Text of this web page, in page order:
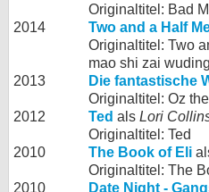
Originaltitel: Bad
2014
Two and a Half
Originaltitel: Two
mao shi zai
2013
Die fantastische
Originaltitel: Oz
2012
Ted als Lori
Originaltitel: Ted
2010
The Book of Eli
Originaltitel: The
2010
Date Night -